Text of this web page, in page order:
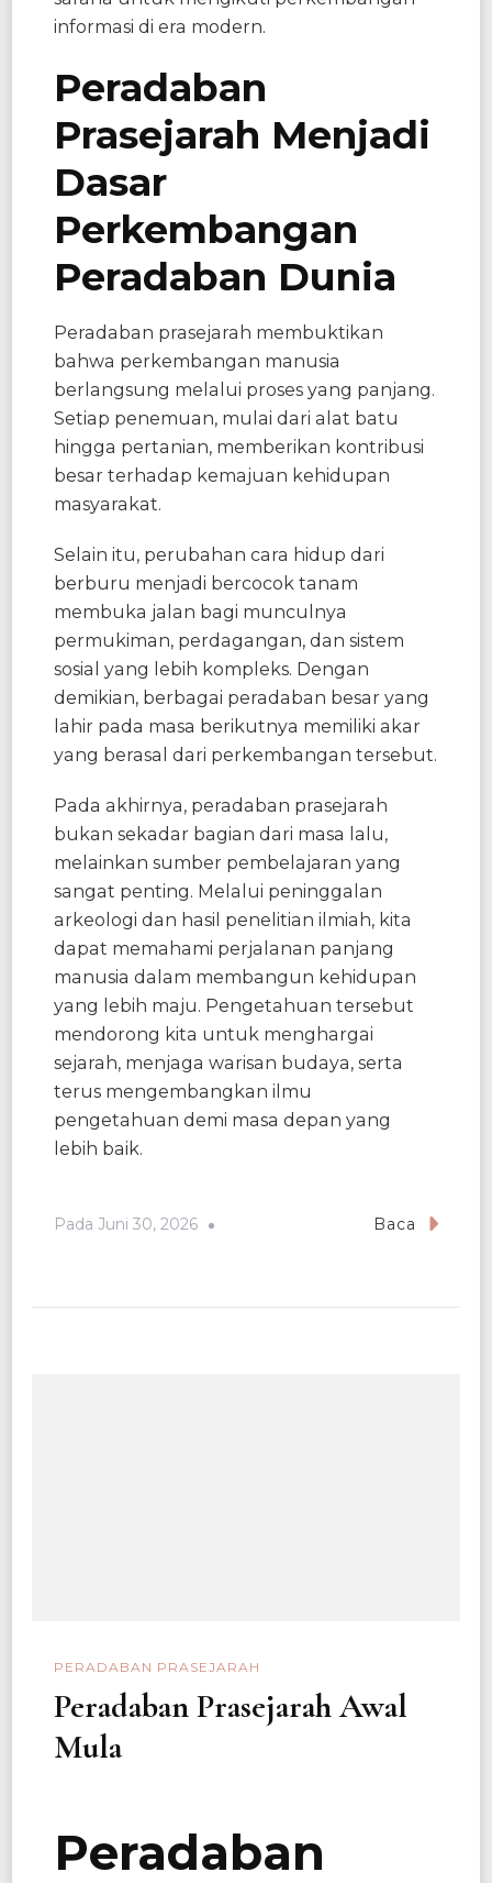
informasi di era modern.
Peradaban
Prasejarah Menjadi
Dasar
Perkembangan
Peradaban Dunia
Peradaban prasejarah membuktikan
bahwa perkembangan manusia
berlangsung melalui proses yang panjang.
Setiap penemuan, mulai dari alat batu
hingga pertanian, memberikan kontribusi
besar terhadap kemajuan kehidupan
masyarakat.
Selain itu, perubahan cara hidup dari
berburu menjadi bercocok tanam
membuka jalan bagi munculnya
permukiman, perdagangan, dan sistem
sosial yang lebih kompleks. Dengan
demikian, berbagai peradaban besar yang
lahir pada masa berikutnya memiliki akar
yang berasal dari perkembangan tersebut.
Pada akhirnya, peradaban prasejarah
bukan sekadar bagian dari masa lalu,
melainkan sumber pembelajaran yang
sangat penting. Melalui peninggalan
arkeologi dan hasil penelitian ilmiah, kita
dapat memahami perjalanan panjang
manusia dalam membangun kehidupan
yang lebih maju. Pengetahuan tersebut
mendorong kita untuk menghargai
sejarah, menjaga warisan budaya, serta
terus mengembangkan ilmu
pengetahuan demi masa depan yang
lebih baik.
Pada Juni 30, 2026 Baca
PERADABAN PRASEJARAH
Peradaban Prasejarah Awal
Mula
Peradaban